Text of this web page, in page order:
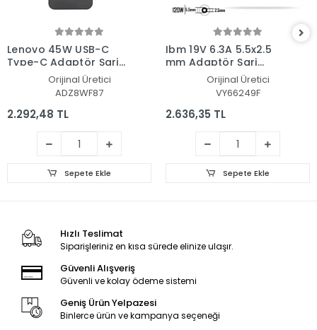
Lenovo 45W USB-C
Type-C Adaptör Şarj
Aleti-CihazıOrijinal Üretici
ADZ8WF87
2.292,48 TL
Sepete Ekle
Ibm 19V 6.3A 5.5x2.5
mm Adaptör Şarj
Aleti-CihazıOrijinal Üretici
VY66249F
2.636,35 TL
Sepete Ekle
Hızlı Teslimat
Siparişleriniz en kısa sürede elinize ulaşır.
Güvenli Alışveriş
Güvenli ve kolay ödeme sistemi
Geniş Ürün Yelpazesi
Binlerce ürün ve kampanya seçeneği